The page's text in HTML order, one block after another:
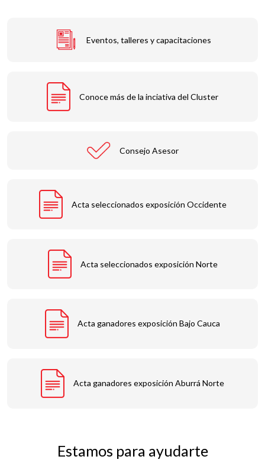
Eventos, talleres y capacitaciones
Conoce más de la inciativa del Cluster
Consejo Asesor
Acta seleccionados exposición Occidente
Acta seleccionados exposición Norte
Acta ganadores exposición Bajo Cauca
Acta ganadores exposición Aburrá Norte
Estamos para ayudarte